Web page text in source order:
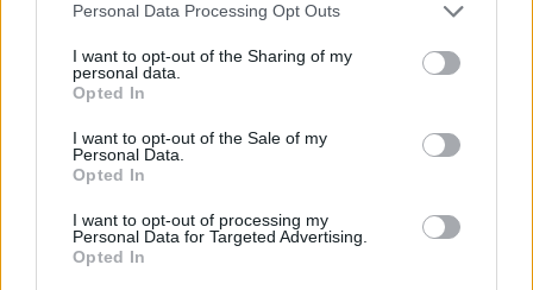
Personal Data Processing Opt Outs
I want to opt-out of the Sharing of my
personal data.
Opted In
I want to opt-out of the Sale of my
Personal Data.
Opted In
I want to opt-out of processing my
Personal Data for Targeted Advertising.
Opted In
Η Chery επενδύει 75 εκατ. δολάρια στην KG Mobility
18.990 ευρώ
συνεχίζουν μαζί: Ανανέωση της
συνεργασίας τους μέχρι το
18η συνεχόμενη χρονιά για τον ΟΤΕ στη διεθνή σειρά δεικτών